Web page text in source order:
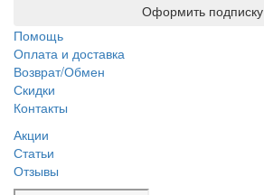
Оформить подписку
Помощь
Оплата и доставка
Возврат/Обмен
Скидки
Контакты
Акции
Статьи
Отзывы